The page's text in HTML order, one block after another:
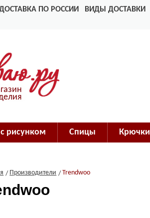
ПО РОССИИ
ВИДЫ ДОСТАВКИ
рисунком Спицы Крючки
Производители Trendwoo